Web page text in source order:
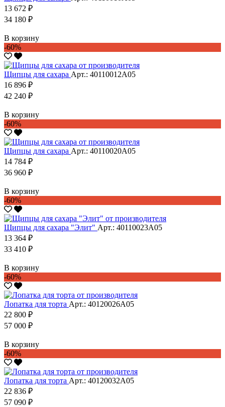
13 672 ₽
34 180 ₽
В корзину
-60%
Щипцы для сахара Арт.: 40110012А05
16 896 ₽
42 240 ₽
В корзину
-60%
Щипцы для сахара Арт.: 40110020А05
14 784 ₽
36 960 ₽
В корзину
-60%
Щипцы для сахара "Элит" Арт.: 40110023А05
13 364 ₽
33 410 ₽
В корзину
-60%
Лопатка для торта Арт.: 40120026А05
22 800 ₽
57 000 ₽
В корзину
-60%
Лопатка для торта Арт.: 40120032А05
22 836 ₽
57 090 ₽